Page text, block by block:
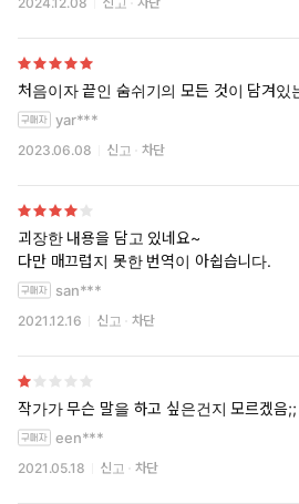
★ 2020 《워싱턴 포스트》 주목할 만
★ 2020 반스앤노블 베스트 사이언스
산업화 이후 인간은 호모(Homo) 역사
가 되었다. 코골이, 수면무호흡증, 천식,
질병은 잘못된 호흡과 연관이 있다. 왜
흡기 질환을 달고 사는 현대인과 무엇
이 수십만 년 동안 코와 입술과 폐만으
살리는 법은 무엇일까? 저널리스트 제
학에서의 자학적인 호흡 실험을 비롯해
과 최근 호흡기학, 심리학, 생화학, 생리
바탕으로 호흡에 대한 통념을 뒤집는다.
처음이자 끝인 숨쉬기의 모든 것이 담겨있
yar***
2023.06.08 신고 차단
괴장한 내용을 담고 있네요~
다만 매끄럽지 못한 번역이 아쉽습니다.
san***
2021.12.16 신고 차단
작가가 무슨 말을 하고 싶은건지 모르겠음
een***
2021.05.18 신고 차단